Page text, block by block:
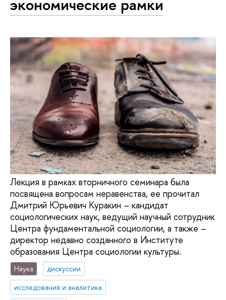
экономические рамки
Лекция в рамках вторничного семинара была
посвящена вопросам неравенства, ее прочитал
Дмитрий Юрьевич Куракин – кандидат
социологических наук, ведущий научный сотрудник
Центра фундаментальной социологии, а также –
директор недавно созданного в Институте
образования Центра социологии культуры.
Наука
дискуссии
исследования и аналитика